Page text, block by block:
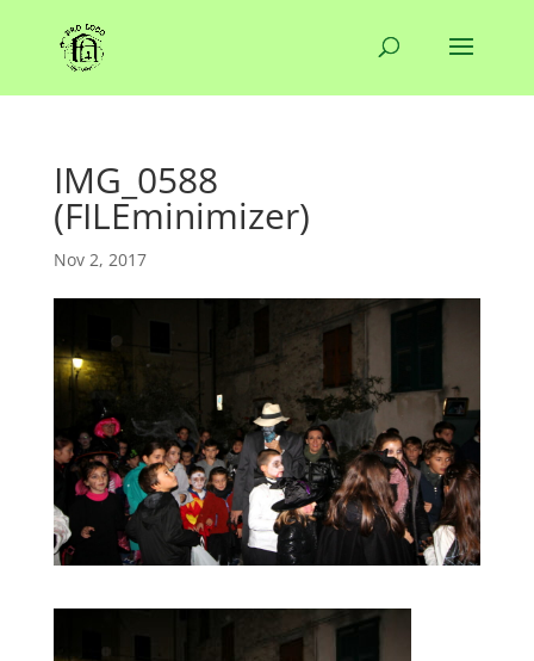
IMG_0588
(FILEminimizer)
Nov 2, 2017